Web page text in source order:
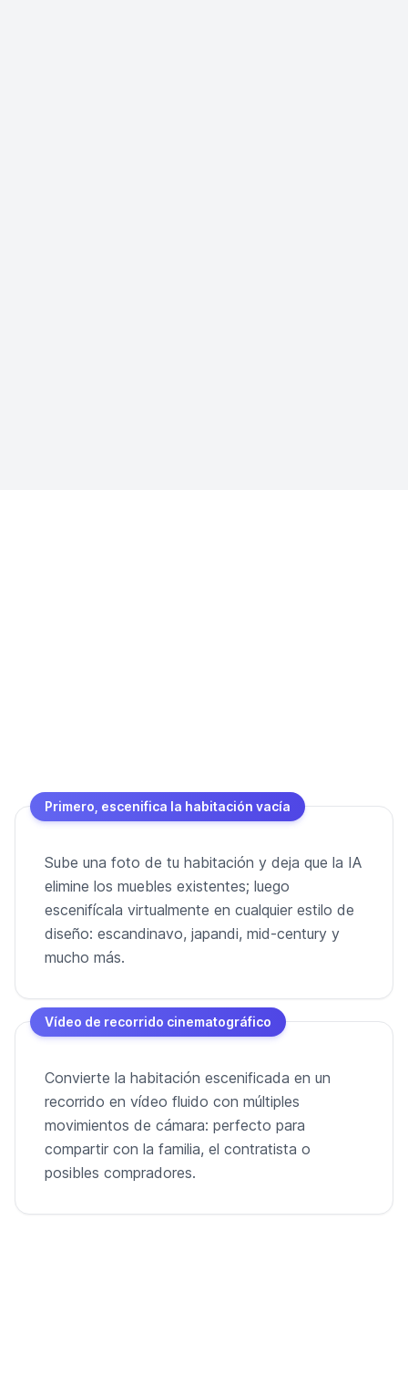
Primero, escenifica la habitación vacía
Sube una foto de tu habitación y deja que la IA
elimine los muebles existentes; luego
escenifícala virtualmente en cualquier estilo de
diseño: escandinavo, japandi, mid-century y
mucho más.
Vídeo de recorrido cinematográfico
Convierte la habitación escenificada en un
recorrido en vídeo fluido con múltiples
movimientos de cámara: perfecto para
compartir con la familia, el contratista o
posibles compradores.